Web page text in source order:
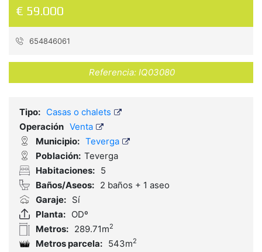
€ 59.000
654846061
Referencia: IQ03080
Tipo: Casas o chalets
Operación Venta
Municipio: Teverga
Población: Teverga
Habitaciones: 5
Baños/Aseos: 2 baños + 1 aseo
Garaje: Sí
Planta: ODº
Metros: 289.71m2
Metros parcela: 543m2